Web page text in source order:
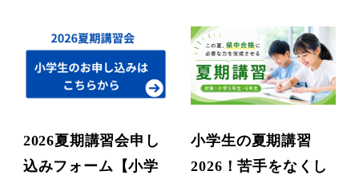
2026夏期講習会申し
込みフォーム【小学
小学生の夏期講習
2026！苦手をなくし